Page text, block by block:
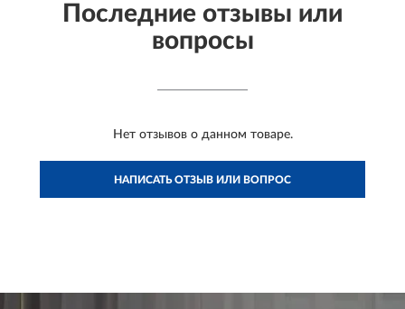
Последние отзывы или
вопросы
Нет отзывов о данном товаре.
НАПИСАТЬ ОТЗЫВ ИЛИ ВОПРОС